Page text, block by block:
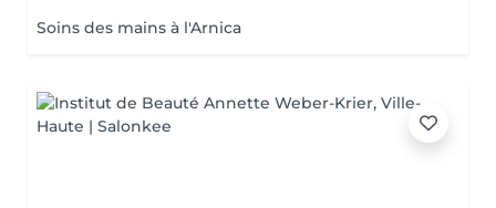
Soins des mains à l'Arnica